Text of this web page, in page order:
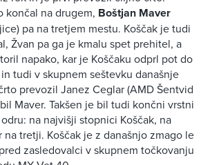
končal na drugem, Boštjan Maver
pa na tretjem mestu. Koščak je tudi
Žvan pa ga je kmalu spet prehitel, a
napako, kar je Koščaku odprl pot do
tudi v skupnem seštevku današnje
prevozil Janez Ceglar (AMD Šentvid
Maver. Takšen je bil tudi končni vrstni
na najvišji stopnici Koščak, na
tretji. Koščak je z današnjo zmago le
zasledovalci v skupnem točkovanju